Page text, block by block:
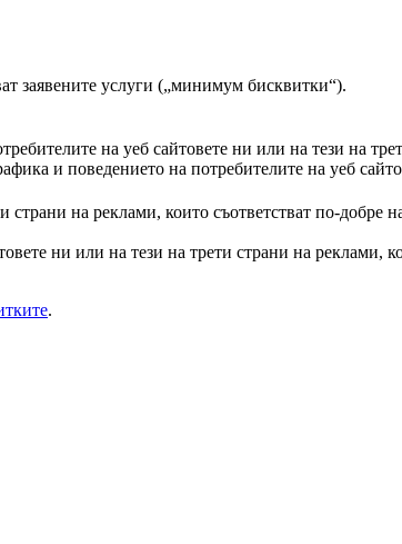
заявените услуги („минимум бисквитки“).
на уеб сайтовете ни или на тези на
и поведението на потребителите на уеб
на реклами, които съответстват по-добре
ни или на тези на трети страни на реклами,
.